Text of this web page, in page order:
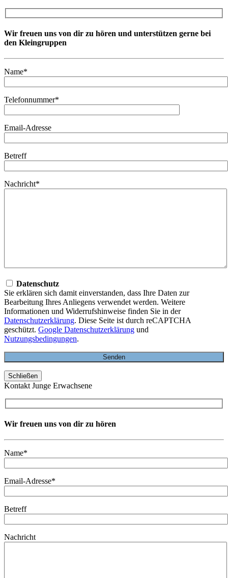
Wir freuen uns von dir zu hören und unterstützen gerne bei
den Kleingruppen
Name*
Telefonnummer*
Email-Adresse
Betreff
Nachricht*
Datenschutz
Sie erklären sich damit einverstanden, dass Ihre Daten zur
Bearbeitung Ihres Anliegens verwendet werden. Weitere
Informationen und Widerrufshinweise finden Sie in der
Datenschutzerklärung. Diese Seite ist durch reCAPTCHA
geschützt. Google Datenschutzerklärung und
Nutzungsbedingungen.
Schließen
Kontakt Junge Erwachsene
Wir freuen uns von dir zu hören
Name*
Email-Adresse*
Betreff
Nachricht